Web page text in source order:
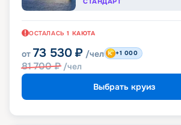
ОСТАЛАСЬ 1 КАЮТА
от 73 530 ₽ /чел
81 700₽ /чел
+1 000
Выбрать круиз